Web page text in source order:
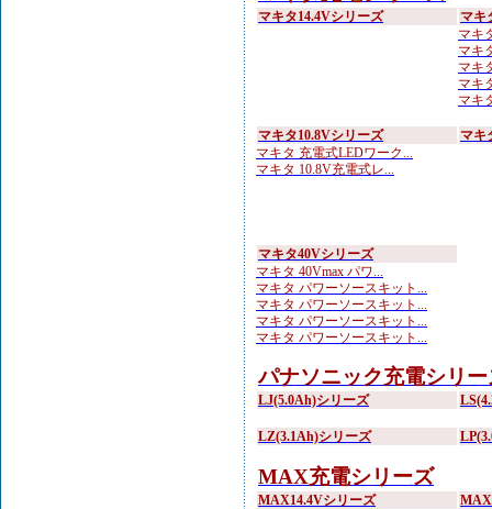
マキタ14.4Vシリーズ
マキ
マキ
マキ
マキ
マキ
マキ
マキタ10.8Vシリーズ
マキタ 充電式LEDワーク...
マキタ 10.8V充電式レ...
マキ
マキタ40Vシリーズ
マキタ 40Vmax パワ...
マキタ パワーソースキット...
マキタ パワーソースキット...
マキタ パワーソースキット...
マキタ パワーソースキット...
パナソニック充電シリー
LJ(5.0Ah)シリーズ
LZ(3.1Ah)シリーズ
MAX充電シリーズ
MAX14.4Vシリーズ